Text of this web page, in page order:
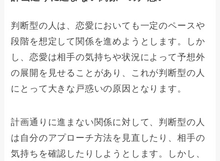
判断型の人は、恋愛においても一定のペースや
段階を想定して関係を進めようとします。しか
し、恋愛は相手の気持ちや状況によって予想外
の展開を見せることがあり、これが判断型の人
にとって大きな戸惑いの原因となります。
計画通りに進まない関係に対して、判断型の人
は自分のアプローチ方法を見直したり、相手の
気持ちを確認したりしようとします。しかし、